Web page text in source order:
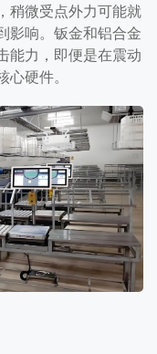
稍微受点外力可能就
影响。钣金和铝合金
能力，即便是在震动
硬件。